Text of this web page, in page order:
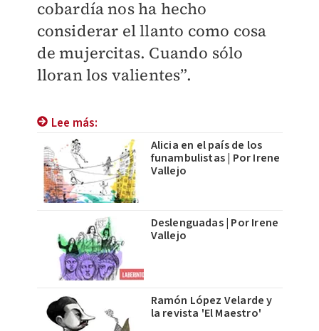
cobardía nos ha hecho
considerar el llanto como cosa
de mujercitas. Cuando sólo
lloran los valientes”.
Lee más:
Alicia en el país de los
funambulistas | Por Irene
Vallejo
Deslenguadas | Por Irene
Vallejo
Ramón López Velarde y
la revista 'El Maestro'